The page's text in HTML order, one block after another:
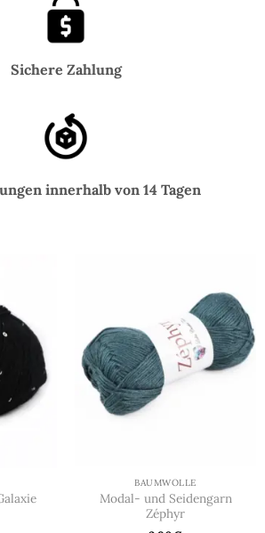
Sichere Zahlung
innerhalb von 14 Tagen
BAUMWOLLE
Modal- und Seidengarn
Zéphyr